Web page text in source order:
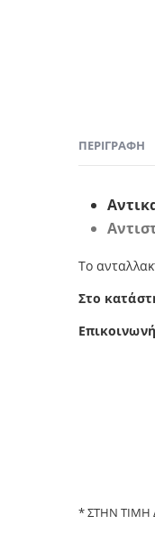
ΠΕΡΙΓΡΑΦΉ
Το
Στο
* ΣΤΗΝ ΤΙΜΗ